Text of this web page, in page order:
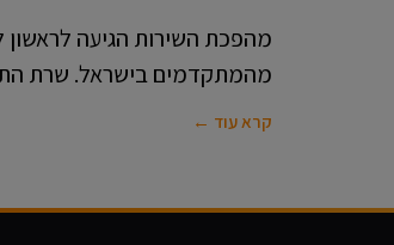
מהפכת השירות הגיעה לראשון
מהמתקדמים בישראל. שרת
קרא עוד ←